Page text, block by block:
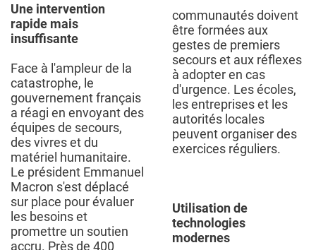
Une intervention
rapide mais
insuffisante
Face à l'ampleur de la
catastrophe, le
gouvernement français
a réagi en envoyant des
équipes de secours,
des vivres et du
matériel humanitaire.
Le président Emmanuel
Macron s'est déplacé
sur place pour évaluer
les besoins et
promettre un soutien
accru. Près de 400
communautés doivent
être formées aux
gestes de premiers
secours et aux réflexes
à adopter en cas
d'urgence. Les écoles,
les entreprises et les
autorités locales
peuvent organiser des
exercices réguliers.
Utilisation de
technologies
modernes